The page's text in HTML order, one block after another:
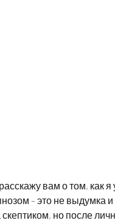
вам о том, как
– это не выдумка
но после